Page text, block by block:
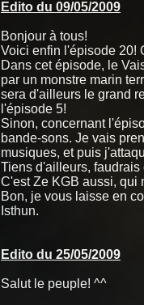
Edito du 09/05/2009
Bonjour à tous!
Voici enfin l'épisode 20!
Dans cet épisode, le
par un monstre marin
sera d'ailleurs le grand
l'épisode 5!
Sinon, concernant
bande-sons. Je vais
musiques, et puis
Tiens d'ailleurs,
C'est Ze KGB aussi, qui
Bon, je vous laisse en
Isthun.
Edito du 25/05/2009
Salut le peuple! ^^